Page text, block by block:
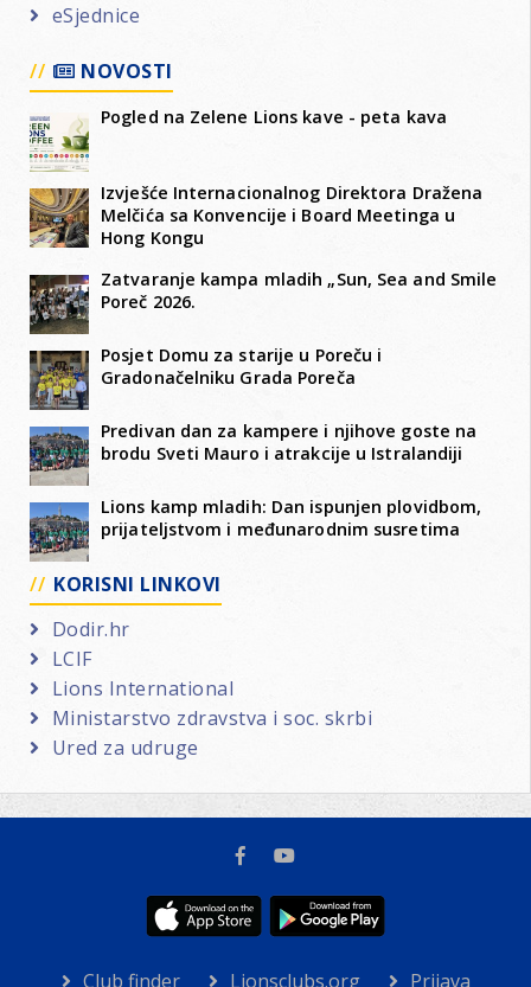
eSjednice
NOVOSTI
Pogled na Zelene Lions kave - peta kava
Izvješće Internacionalnog Direktora Dražena
Melčića sa Konvencije i Board Meetinga u
Hong Kongu
Zatvaranje kampa mladih „Sun, Sea and Smile
Poreč 2026.
Posjet Domu za starije u Poreču i
Gradonačelniku Grada Poreča
Predivan dan za kampere i njihove goste na
brodu Sveti Mauro i atrakcije u Istralandiji
Lions kamp mladih: Dan ispunjen plovidbom,
prijateljstvom i međunarodnim susretima
KORISNI LINKOVI
Dodir.hr
LCIF
Lions International
Ministarstvo zdravstva i soc. skrbi
Ured za udruge
Club finder Lionsclubs.org Prijava